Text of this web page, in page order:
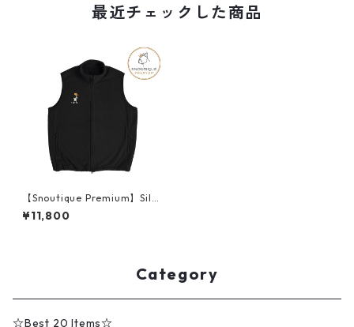
最近チェックした商品
【Snoutique Premium】Silh
ouette 刺繍 スタンドカラー
ベスト pr0292-B
¥11,800
Category
☆Best 20 Items☆